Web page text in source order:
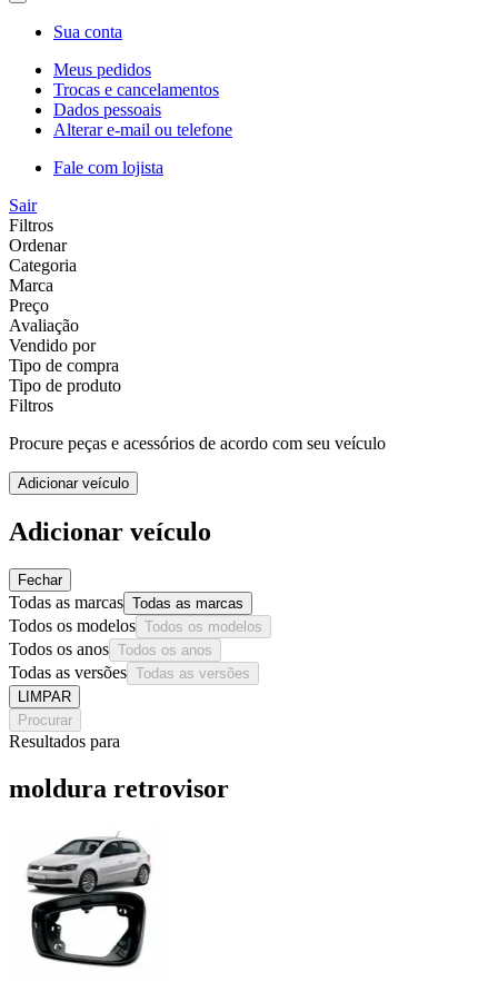
Sua conta
Meus pedidos
Trocas e cancelamentos
Dados pessoais
Alterar e-mail ou telefone
Fale com lojista
Sair
Filtros
Ordenar
Categoria
Marca
Preço
Avaliação
Vendido por
Tipo de compra
Tipo de produto
Filtros
Procure peças e acessórios de acordo com seu veículo
Adicionar veículo
Adicionar veículo
Fechar
Todas as marcas Todas as marcas
Todos os modelos Todos os modelos
Todos os anos Todos os anos
Todas as versões Todas as versões
LIMPAR
Procurar
Resultados para
moldura retrovisor